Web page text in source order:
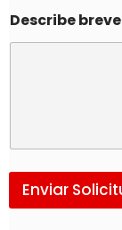
Describe
Enviar